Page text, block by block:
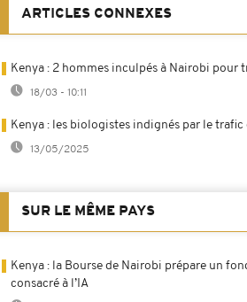
ARTICLES CONNEXES
Kenya : 2 hommes inculpés à Nairobi pour
18/03 - 10:11
Kenya : les biologistes indignés par le
13/05/2025
SUR LE MÊME PAYS
Kenya : la Bourse de Nairobi prépare un
consacré à l’IA